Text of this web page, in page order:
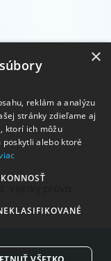
Všetky práva
×
reklám a analýzu
stránky zdieľame aj
ktorí ich môžu
alebo ktoré